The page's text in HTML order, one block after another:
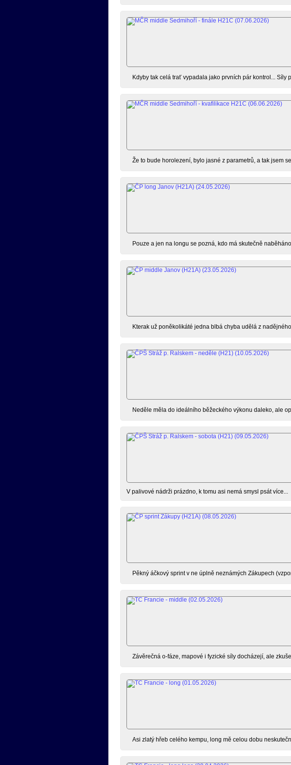
Kdyby tak celá trať vypadala jako prvních pár kontrol... Síly
Že to bude horolezení, bylo jasné z parametrů, a tak jsem
Pouze a jen na longu se pozná, kdo má skutečně
Kterak už poněkolikáté jedna blbá chyba udělá z
Neděle měla do ideálního běžeckého výkonu daleko, ale
V palivové nádrži prázdno, k tomu asi nemá smysl psát více...
Pěkný áčkový sprint v ne úplně neznámých Zákupech
Závěrečná o-fáze, mapové i fyzické síly docházejí, ale
Asi zlatý hřeb celého kempu, long mě celou dobu